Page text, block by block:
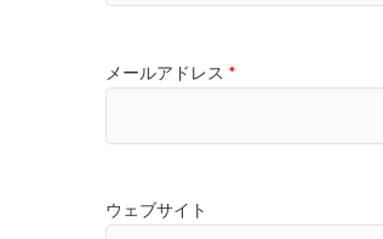
メールアドレス *
ウェブサイト